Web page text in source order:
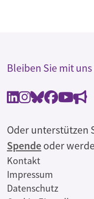
Bleiben Sie mit
Oder unterstützen
Spendeoder
Rechtliches
Kontakt
Impressum
Datenschutz